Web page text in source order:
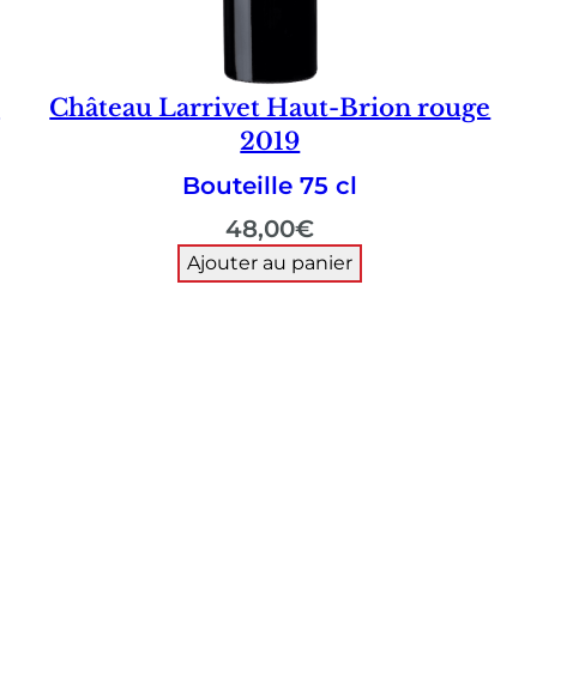
Château Larrivet Haut-Brion rouge
2019
Bouteille 75 cl
48,00€
Ajouter au panier